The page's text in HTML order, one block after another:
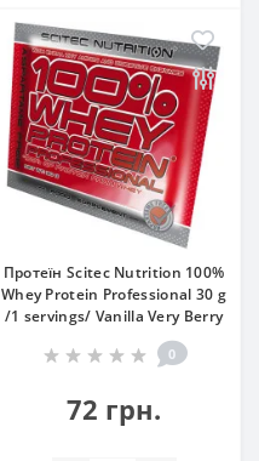
Протеїн Scitec Nutrition 100%
Whey Protein Professional 30 g
/1 servings/ Vanilla Very Berry
0
72 грн.